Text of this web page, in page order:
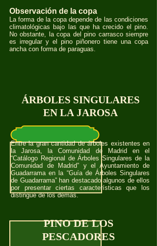
Observación de la copa
La forma de la copa depende de las condiciones
climatológicas bajo las que ha crecido el pino.
No obstante, la copa del pino carrasco siempre
es irregular y el pino piñonero tiene una copa
ancha con forma de paraguas.
ÁRBOLES SINGULARES
EN LA JAROSA
Entre la gran cantidad de árboles existentes en
la Jarosa, la Comunidad de Madrid en el
“Catálogo Regional de Árboles Singulares de la
Comunidad de Madrid” y el Ayuntamiento de
Guadarrama en la “Guía de Árboles Singulares
de Guadarrama” han destacado algunos de ellos
por presentar ciertas características que los
distingue de los demás.
PINO DE LOS
PESCADORES